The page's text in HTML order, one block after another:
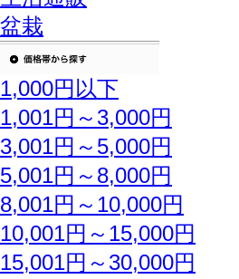
盆栽
1,000円以下
1,001円～3,000円
3,001円～5,000円
5,001円～8,000円
8,001円～10,000円
10,001円～15,000円
15,001円～30,000円